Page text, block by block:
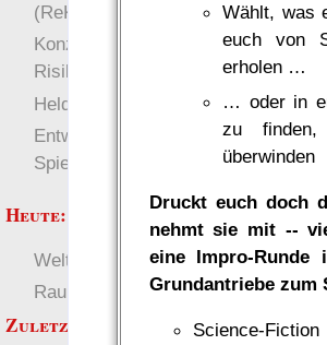
Wählt, was
euch von
erholen …
… oder in
zu
überwinden
Druckt euch doch
nehmt sie mit --
eine Impro-
Grundantriebe zum
Science-
(ReKa)
Konzept für Schwächen:
Risiko
Heldendokument
Entwicklung von
Spielwelten
more
Heute:
Welten
Deutsch
RaumZeit
SL-Tipps
Zuletzt angezeigt: